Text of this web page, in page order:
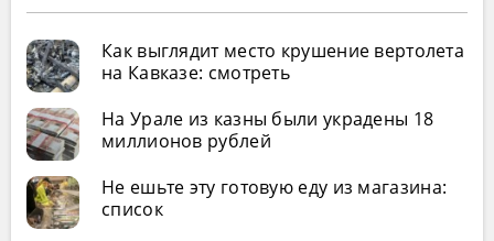
Как выглядит место крушение вертолета
на Кавказе: смотреть
На Урале из казны были украдены 18
миллионов рублей
Не ешьте эту готовую еду из магазина:
список